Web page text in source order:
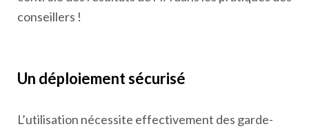
conseillers !
Un déploiement sécurisé
L’utilisation nécessite effectivement des garde-